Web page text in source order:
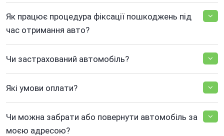
Як працює процедура фіксації пошкоджень під
час отримання авто?
Чи застрахований автомобіль?
Які умови оплати?
Чи можна забрати або повернути автомобіль за
моєю адресою?